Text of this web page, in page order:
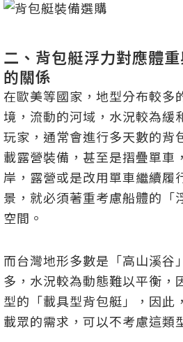
二、背包艇浮力對應體
的關係
在歐美等國家，地型分布較多
境，流動的河域，水況較為緩
玩家，通常會進行多天數的背
載露營裝備，甚至是摺疊單車
岸，露營或是改用單車繼續履
景，就必須著重考慮船體的「
空間。
而台灣地形多數是「高山溪谷
多，水況較為動態難以平衡，
型的「載具型背包艇」，因此
載眾的需求，可以不考慮這類